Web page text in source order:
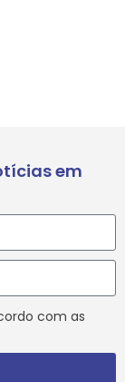
em
com as